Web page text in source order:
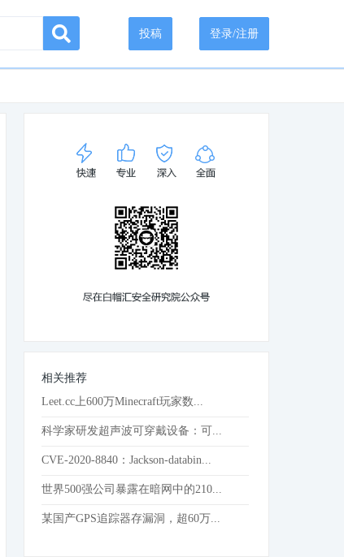
登录/注册
投稿
相关推荐
Leet.cc上600万Minecraft玩家数...
科学家研发超声波可穿戴设备：可...
CVE-2020-8840：Jackson-databin...
世界500强公司暴露在暗网中的210...
某国产GPS追踪器存漏洞，超60万...